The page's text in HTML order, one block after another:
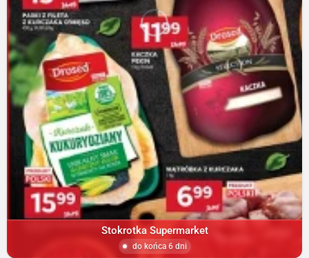
Stokrotka Supermarket
do końca 6 dni